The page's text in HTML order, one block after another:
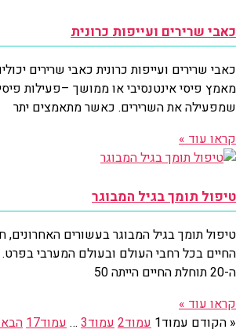
כאבי שרירים ועייפות כרונית
כאבי שרירים ועייפות כרונית כאבי שרירים
מאמץ פיסי אינטנסיבי או ממושך –פעילות
שמפעילה את השרירים. כאשר מתאמצים יתר
קראו עוד »
טיפול תומך בגיל המבוגר
טיפול תומך בגיל המבוגר בעשורים
החיים בכל רחבי העולם ובעולם המערבי
ה-20 תוחלת החיים הייתה 50
קראו עוד »
« הקודם עמוד1 עמוד2עמוד3
…עמוד17